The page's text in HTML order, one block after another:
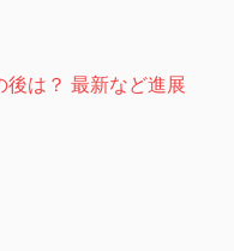
は？ 最新など進展